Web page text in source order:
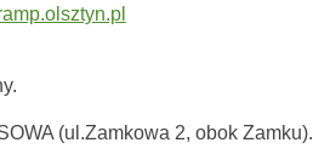
(ul.Zamkowa 2, obok Zamku).